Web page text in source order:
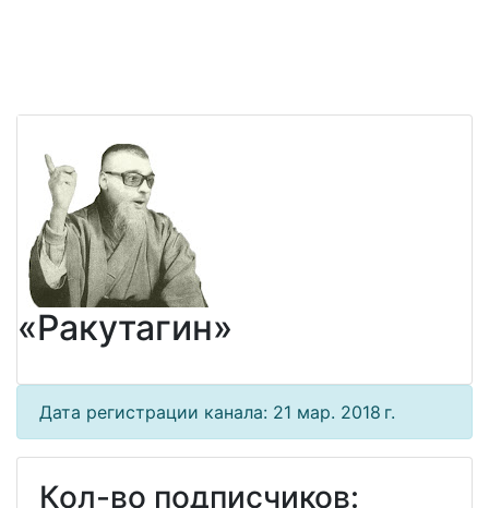
«Ракутагин»
Дата регистрации канала: 21 мар. 2018 г.
Кол-во подписчиков: